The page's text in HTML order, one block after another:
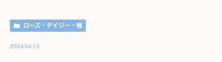
ローズ・デイジー・楓
2024.04.13